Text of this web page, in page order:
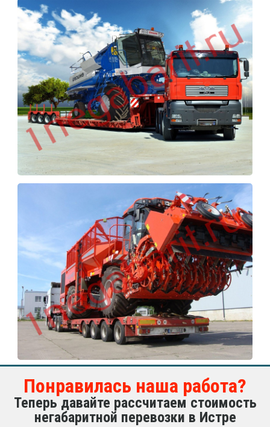
Понравилась наша работа?
Теперь давайте рассчитаем стоимость
негабаритной перевозки в Истре